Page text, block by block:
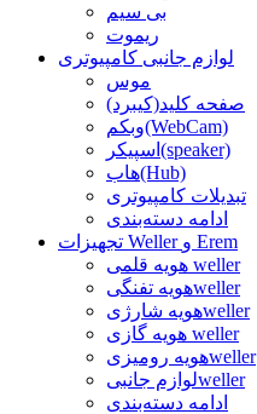
بی سیم
ریموت
لوازم جانبی کامپیوتری
موس
صفحه کلید(کیبرد)
وبکم(WebCam)
اسپیکر(speaker)
هاب(Hub)
تبدیلات کامپیوتری
ادامه دسته‌بندی
تجهیزات Weller و Erem
هویه قلمی weller
هویه تفنگیweller
هویه شارژیweller
هویه گازی weller
هویه رومیزیweller
لوازم جانبیweller
ادامه دسته‌بندی